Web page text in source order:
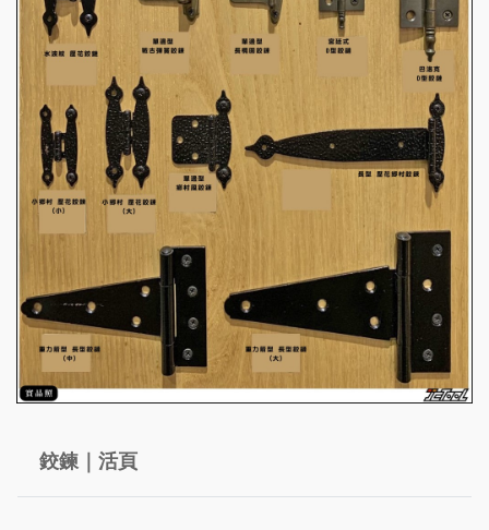
鉸鍊｜活頁